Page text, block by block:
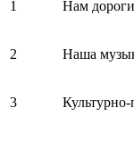
1 Нам дороги
2 Наша
3